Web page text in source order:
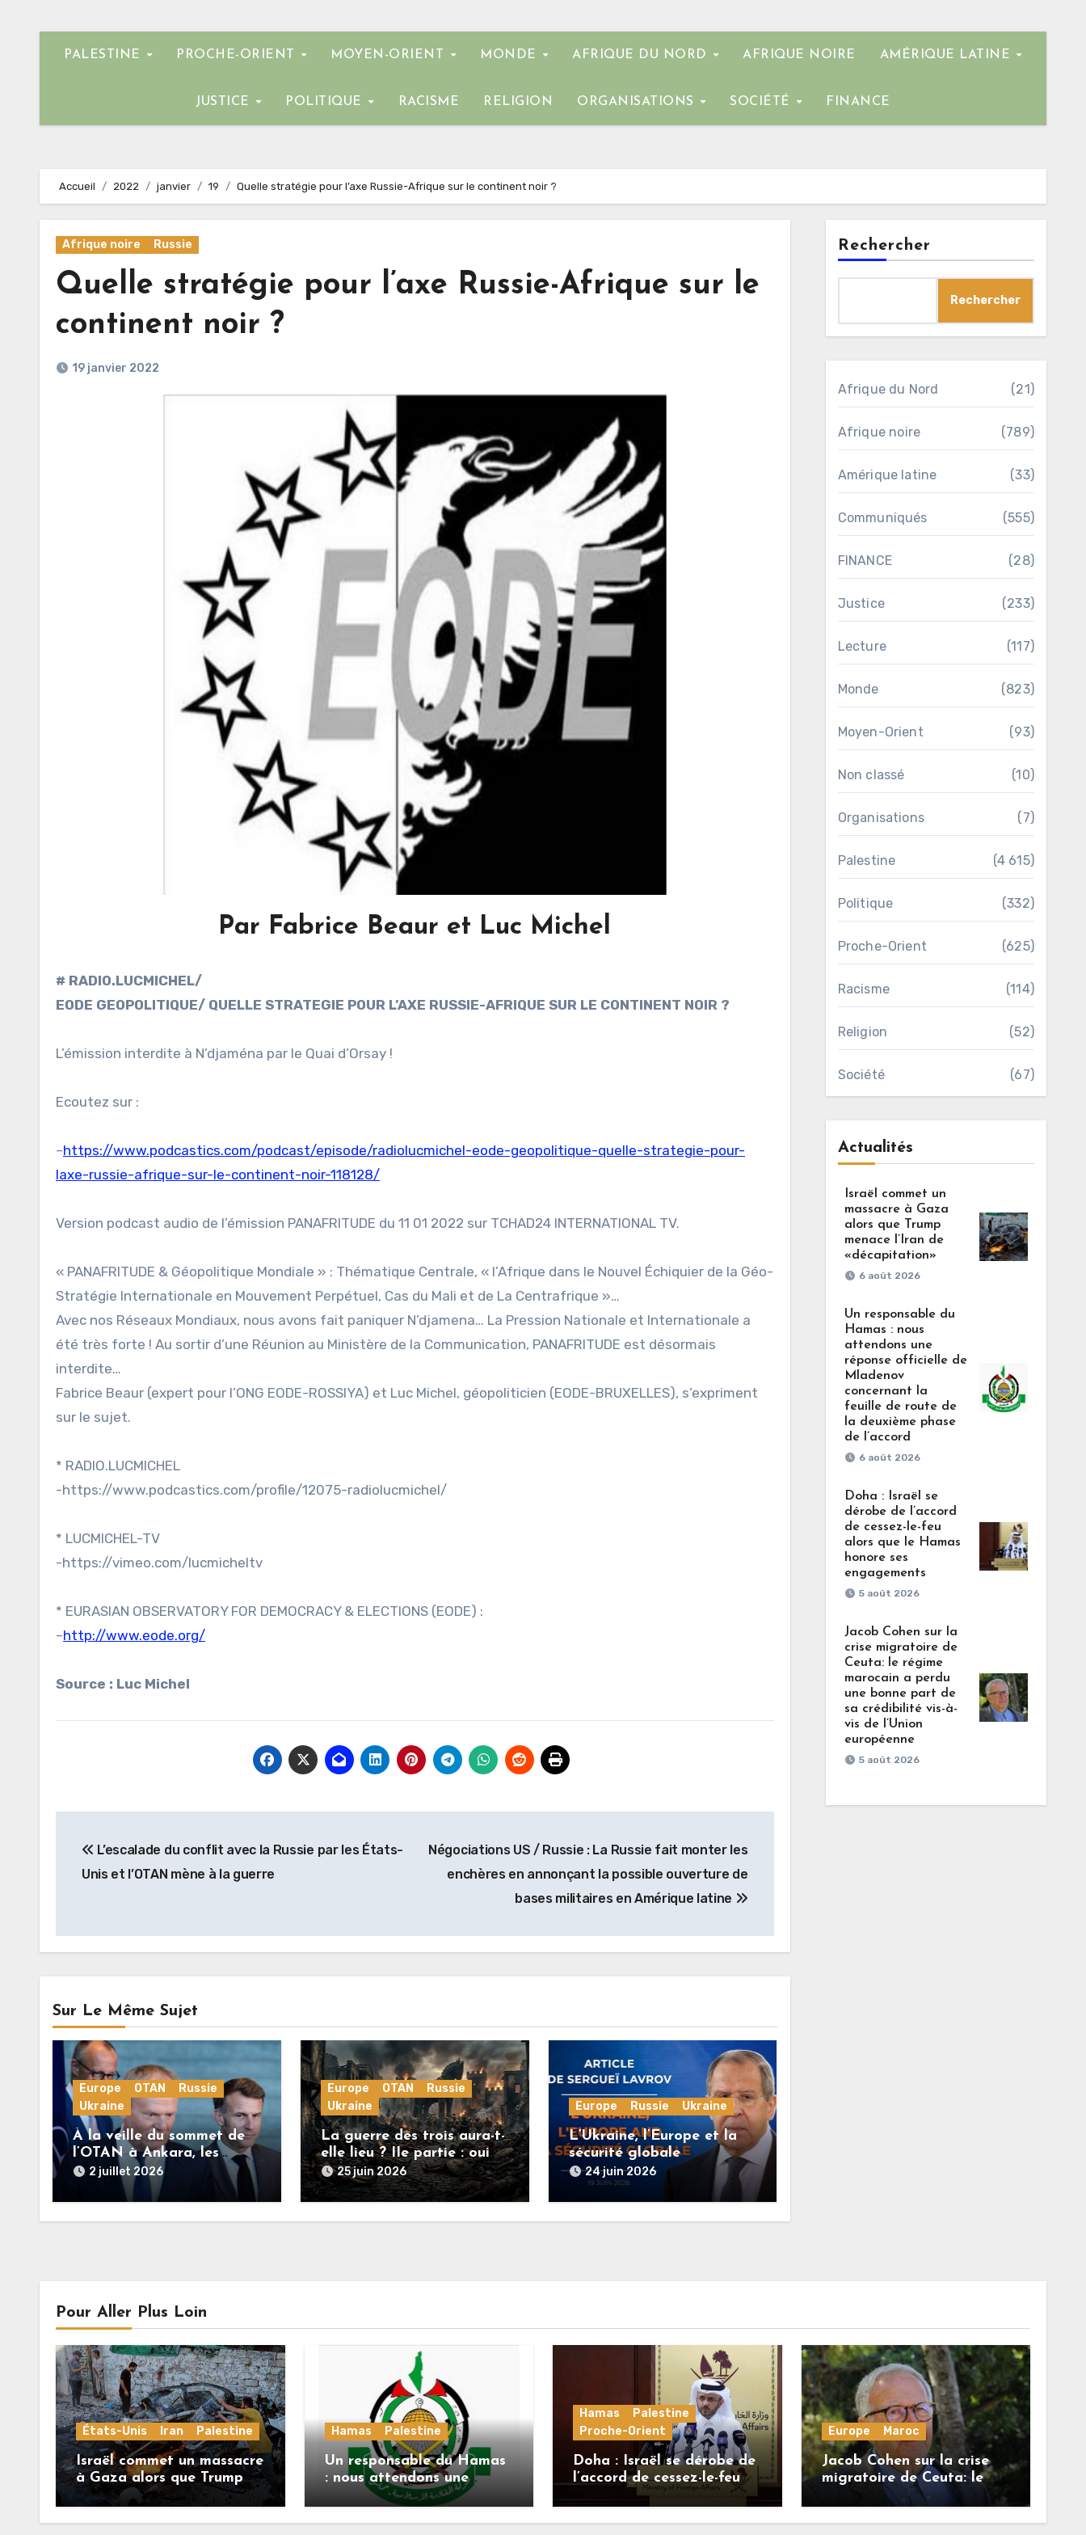
PALESTINE PROCHE-ORIENT MOYEN-ORIENT MONDE AFRIQUE DU NORD AFRIQUE NOIRE AMÉRIQUE LATINE
JUSTICE POLITIQUE RACISME RELIGION ORGANISATIONS SOCIÉTÉ FINANCE
Accueil 2022 janvier 19 Quelle stratégie pour l’axe Russie-Afrique sur le continent noir ?
Afrique noire Russie
Quelle stratégie pour l’axe Russie-Afrique sur le
continent noir ?
19 janvier 2022
Par Fabrice Beaur et Luc Michel
# RADIO.LUCMICHEL/
EODE GEOPOLITIQUE/ QUELLE STRATEGIE POUR L’AXE RUSSIE-AFRIQUE SUR LE CONTINENT NOIR ?
L’émission interdite à N’djaména par le Quai d’Orsay !
Ecoutez sur :
–https://www.podcastics.com/podcast/episode/radiolucmichel-eode-geopolitique-quelle-strategie-pour-
laxe-russie-afrique-sur-le-continent-noir-118128/
Version podcast audio de l’émission PANAFRITUDE du 11 01 2022 sur TCHAD24 INTERNATIONAL TV.
« PANAFRITUDE & Géopolitique Mondiale » : Thématique Centrale, « l’Afrique dans le Nouvel Échiquier de la Géo-
Stratégie Internationale en Mouvement Perpétuel, Cas du Mali et de La Centrafrique »…
Avec nos Réseaux Mondiaux, nous avons fait paniquer N’djamena… La Pression Nationale et Internationale a
été très forte ! Au sortir d’une Réunion au Ministère de la Communication, PANAFRITUDE est désormais
interdite…
Fabrice Beaur (expert pour l’ONG EODE-ROSSIYA) et Luc Michel, géopoliticien (EODE-BRUXELLES), s’expriment
sur le sujet.
* RADIO.LUCMICHEL
-https://www.podcastics.com/profile/12075-radiolucmichel/
* LUCMICHEL-TV
-https://vimeo.com/lucmicheltv
* EURASIAN OBSERVATORY FOR DEMOCRACY & ELECTIONS (EODE) :
–http://www.eode.org/
Source : Luc Michel
de
L’escalade du conflit avec la Russie par les États-
Unis et l’OTAN mène à la guerre
Négociations US / Russie : La Russie fait monter les
enchères en annonçant la possible ouverture de
bases militaires en Amérique latine
Sur Le Même Sujet
Europe OTAN
Russie
Ukraine
À la veille du sommet de
l’OTAN à Ankara, les
puissances européennes
poussent la guerre en
Ukraine vers un conflit
direct avec la Russie
2 juillet 2026
Europe OTAN
Russie
Ukraine
La guerre des trois aura-t-
elle lieu ? IIe partie : oui
l’Europe est restée
rationnelle !
25 juin 2026
Europe Russie Ukraine
L’Ukraine, l’Europe et la
sécurité globale
24 juin 2026
Rechercher
Rechercher
Afrique du Nord (21)
Afrique noire (789)
Amérique latine (33)
Communiqués (555)
FINANCE (28)
Justice (233)
Lecture (117)
Monde (823)
Moyen-Orient (93)
Non classé (10)
Organisations (7)
Palestine (4 615)
Politique (332)
Proche-Orient (625)
Racisme (114)
Religion (52)
Société (67)
Actualités
Israël commet un
massacre à Gaza
alors que Trump
menace l’Iran de
«décapitation»
6 août 2026
Un responsable du
Hamas : nous
attendons une
réponse officielle de
Mladenov
concernant la
feuille de route de
la deuxième phase
de l’accord
6 août 2026
Doha : Israël se
dérobe de l’accord
de cessez-le-feu
alors que le Hamas
honore ses
engagements
5 août 2026
Jacob Cohen sur la
crise migratoire de
Ceuta: le régime
marocain a perdu
une bonne part de
sa crédibilité vis-à-
vis de l’Union
européenne
5 août 2026
Pour Aller Plus Loin
États-Unis Iran Palestine
Israël commet un massacre
à Gaza alors que Trump
menace l’Iran de
«décapitation»
Hamas Palestine
Un responsable du Hamas
: nous attendons une
réponse officielle de
Mladenov concernant la
Hamas
Palestine
Proche-Orient
Doha : Israël se dérobe de
l’accord de cessez-le-feu
alors que le Hamas honore
ses engagements
Europe Maroc
Jacob Cohen sur la crise
migratoire de Ceuta: le
régime marocain a perdu
une bonne part de sa